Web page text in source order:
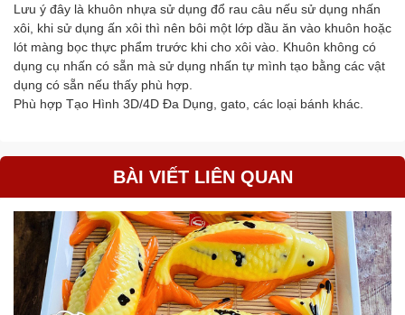
Lưu ý đây là khuôn nhựa sử dụng đổ rau câu nếu sử dụng nhấn
xôi, khi sử dụng ấn xôi thì nên bôi một lớp dầu ăn vào khuôn hoặc
lót màng bọc thực phẩm trước khi cho xôi vào. Khuôn không có
dụng cụ nhấn có sẵn mà sử dụng nhấn tự mình tạo bằng các vật
dụng có sẵn nếu thấy phù hợp.
Phù hợp Tạo Hình 3D/4D Đa Dụng, gato, các loại bánh khác.
BÀI VIẾT LIÊN QUAN